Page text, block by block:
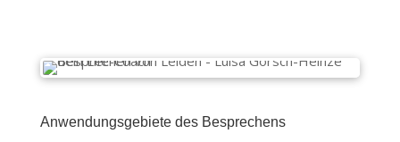
Anwendungsgebiete des Besprechens